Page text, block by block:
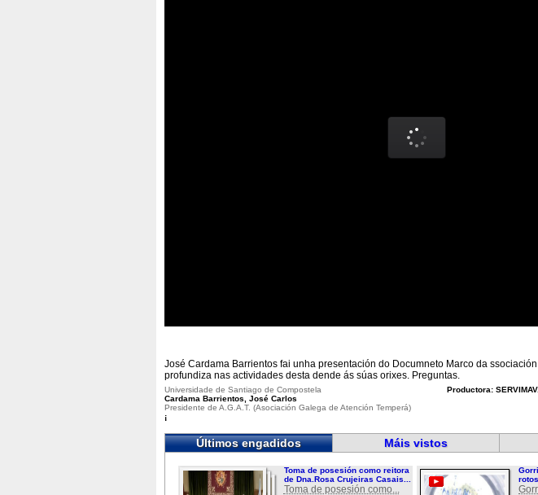
José Cardama Barrientos fai unha presentación do Documneto Marco da
profundiza nas actividades desta dende ás súas orixes. Preguntas.
Productora:
Universidade de Santiago de Compostela
Cardama Barrientos, José Carlos
Presidente de A.G.A.T. (Asociación Galega de Atención Temperá)
¡
Últimos engadidos Máis vistos
Toma de posesión como reitora
de Dna.Rosa Crujeiras Casais...
Toma de posesión como...